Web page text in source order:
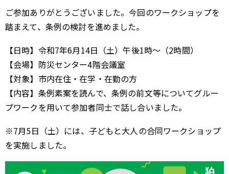
ご参加ありがとうございました。今回のワークショップを
踏まえて、条例の検討を進めました。
【日時】令和7年6月14日（土）午後1時～（2時間）
【会場】防災センター4階会議室
【対象】市内在住・在学・在勤の方
【内容】条例素案を読んで、条例の前文等についてグルー
プワークを用いて参加者同士で話し合いました。
※7月5日（土）には、子どもと大人の合同ワークショップ
を実施しました。